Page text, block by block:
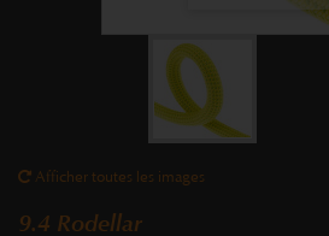
Afficher toutes les images
9.4 Rodellar